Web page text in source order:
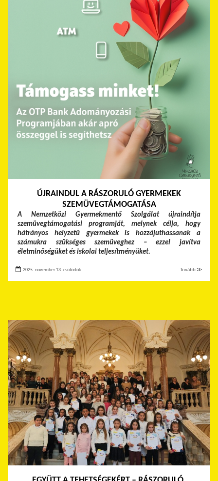
ÚJRAINDUL A RÁSZORULÓ GYERMEKEK
SZEMÜVEGTÁMOGATÁSA
A Nemzetközi Gyermekmentő Szolgálat újraindítja
szemüvegtámogatási programját, melynek célja, hogy
hátrányos helyzetű gyermekek is hozzájuthassanak a
számukra szükséges szemüveghez – ezzel javítva
életminőségüket és iskolai teljesítményüket.
2025. november 13. csütörtök Tovább ≫